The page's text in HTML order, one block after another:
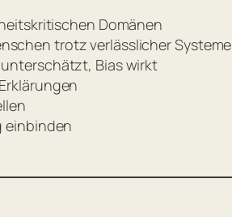
Domänen
trotz verlässlicher Systeme
Bias wirkt
einbinden